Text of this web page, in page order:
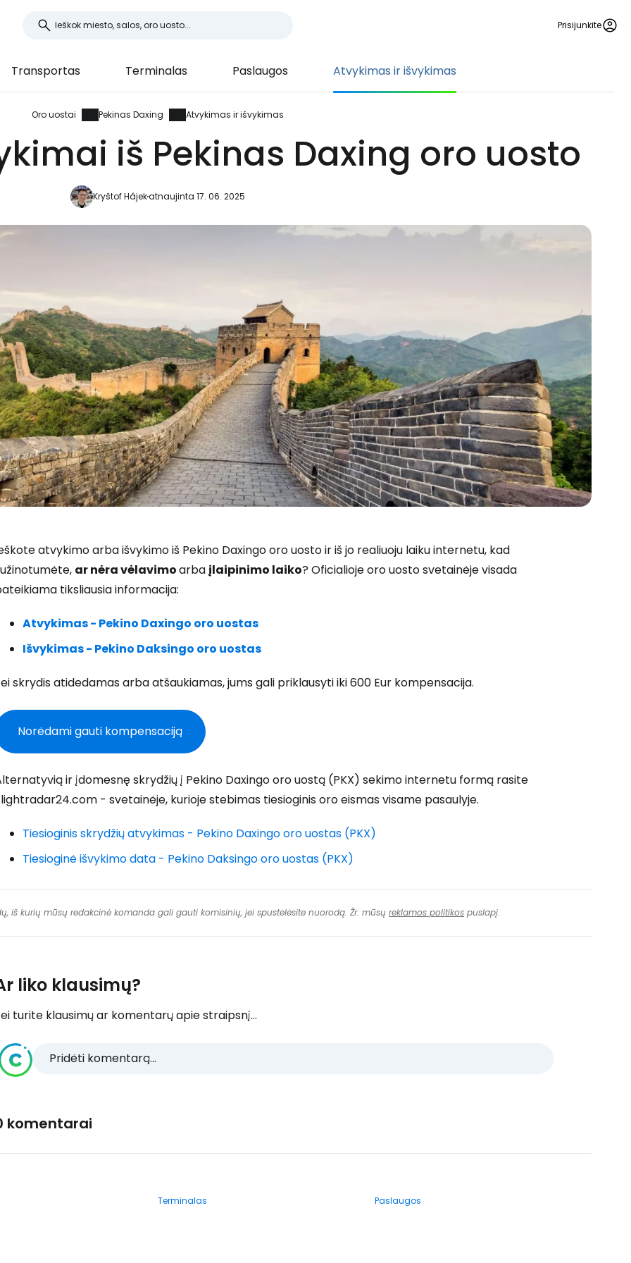
Prisijunkite
Transportas Terminalas Paslaugos Atvykimas ir išvykimas
Oro uostai Pekinas Daxing Atvykimas ir išvykimas
iš Pekinas Daxing oro uosto
Kryštof Hájekatnaujinta 17. 06. 2025
atvykimo arba išvykimo iš Pekino Daxingo oro uosto ir iš jo realiuoju laiku internetu, kad
ar nėra vėlavimoarbaįlaipinimo laiko? Oficialioje oro uosto svetainėje visada
tiksliausia informacija:
Atvykimas - Pekino Daxingo oro uostas
Išvykimas - Pekino Daksingo oro uostas
skrydis atidedamas arba atšaukiamas, jums gali priklausyti iki 600 Eur kompensacija.
Norėdami gauti kompensaciją
ir įdomesnę skrydžių į Pekino Daxingo oro uostą (PKX) sekimo internetu formą rasite
- svetainėje, kurioje stebimas tiesioginis oro eismas visame pasaulyje.
Tiesioginis skrydžių atvykimas - Pekino Daxingo oro uostas (PKX)
Tiesioginė išvykimo data - Pekino Daksingo oro uostas (PKX)
iš kurių mūsų redakcinė komanda gali gauti komisinių, jei spustelėsite nuorodą. Žr. mūsų reklamos politikos puslapį.
liko klausimų?
turite klausimų ar komentarų apie straipsnį...
Pridėti komentarą...
komentarai
Terminalas Paslaugos
... pasaulinė kelionių bendruomenė